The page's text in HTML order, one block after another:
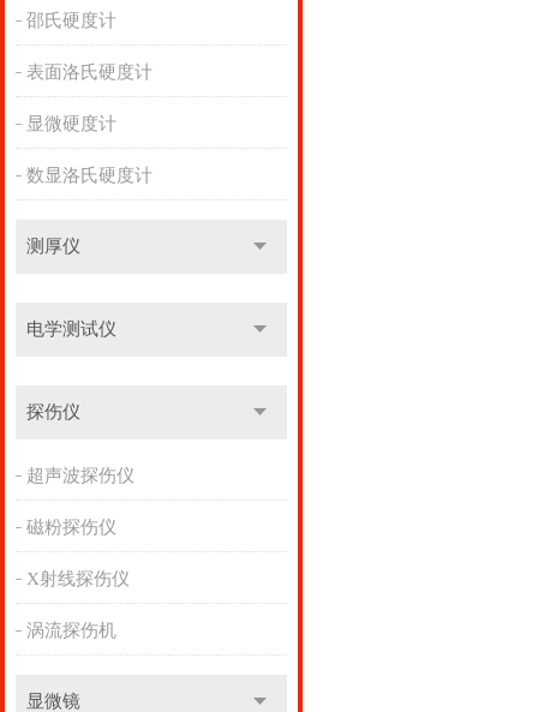
邵氏硬度计
表面洛氏硬度计
显微硬度计
数显洛氏硬度计
测厚仪
电学测试仪
探伤仪
超声波探伤仪
磁粉探伤仪
X射线探伤仪
涡流探伤机
显微镜